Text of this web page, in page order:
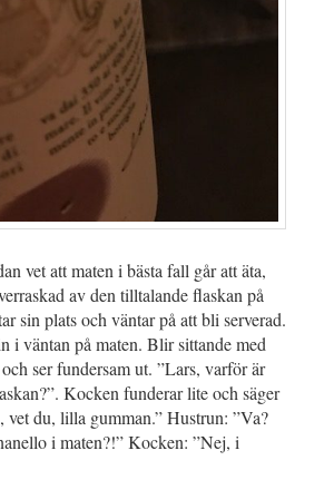
vet att maten i bästa fall går att äta,
av den tilltalande flaskan på
sin plats och väntar på att bli serverad.
i väntan på maten. Blir sittande med
ser fundersam ut. ”Lars, varför är
Kocken funderar lite och säger
vet du, lilla gumman.” Hustrun: ”Va?
i maten?!” Kocken: ”Nej, i